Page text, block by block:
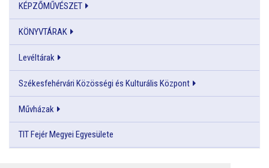
KÉPZŐMŰVÉSZET
KÖNYVTÁRAK
Levéltárak
Székesfehérvári Közösségi és Kulturális Központ
Művházak
TIT Fejér Megyei Egyesülete